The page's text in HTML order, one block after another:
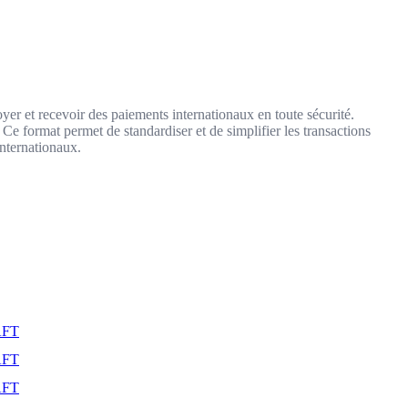
et recevoir des paiements internationaux en toute sécurité.
format permet de standardiser et de simplifier les transactions